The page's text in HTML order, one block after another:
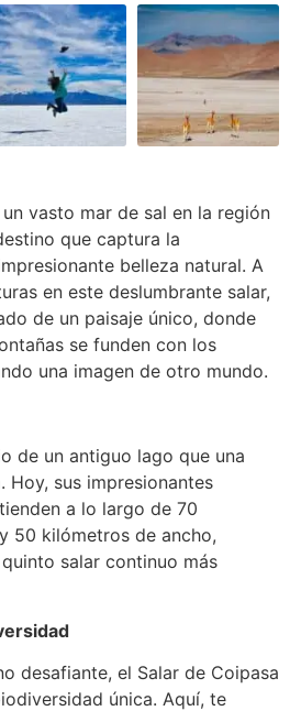
vasto mar de sal en la región
que captura la
belleza natural. A
en este deslumbrante salar,
de un paisaje único, donde
se funden con los
una imagen de otro mundo.
de un antiguo lago que una
Hoy, sus impresionantes
a lo largo de 70
50 kilómetros de ancho,
salar continuo más
desafiante, el Salar de Coipasa
única. Aquí, te